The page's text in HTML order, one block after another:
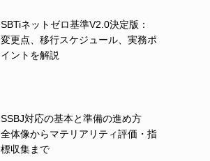
SBTiネットゼロ基準V2.0決定版：
変更点、移行スケジュール、実務ポ
イントを解説
SSBJ対応の基本と準備の進め方
全体像からマテリアリティ評価・指
標収集まで